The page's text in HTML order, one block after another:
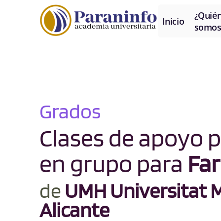
Inicio
Grados
Clases de apoyo
en grupo para
de UMH Universitat
Alicante